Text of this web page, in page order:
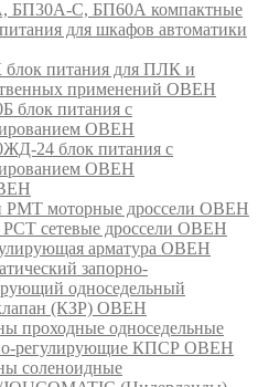
БП30А-С, БП60А компактные
для шкафов автоматики
питания для ПЛК и
применений ОВЕН
блок питания с
ОВЕН
24 блок питания с
ОВЕН
моторные дроссели ОВЕН
сетевые дроссели ОВЕН
арматура ОВЕН
запорно-
односедельный
(КЗР) ОВЕН
проходные односедельные
регулирующие КПСР ОВЕН
соленоидные